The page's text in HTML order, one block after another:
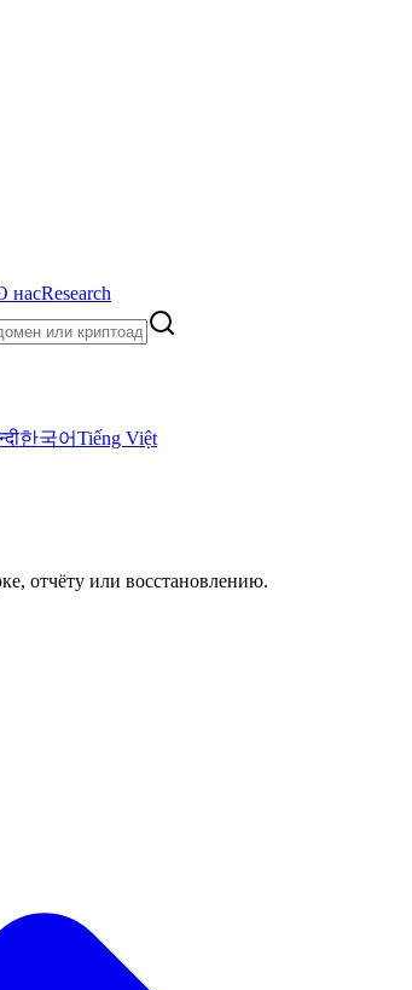
насResearch
한국어Tiếng Việt
отчёту или восстановлению.